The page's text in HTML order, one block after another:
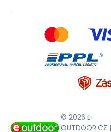
© 2026 E-
OUTDOOR.CZ |